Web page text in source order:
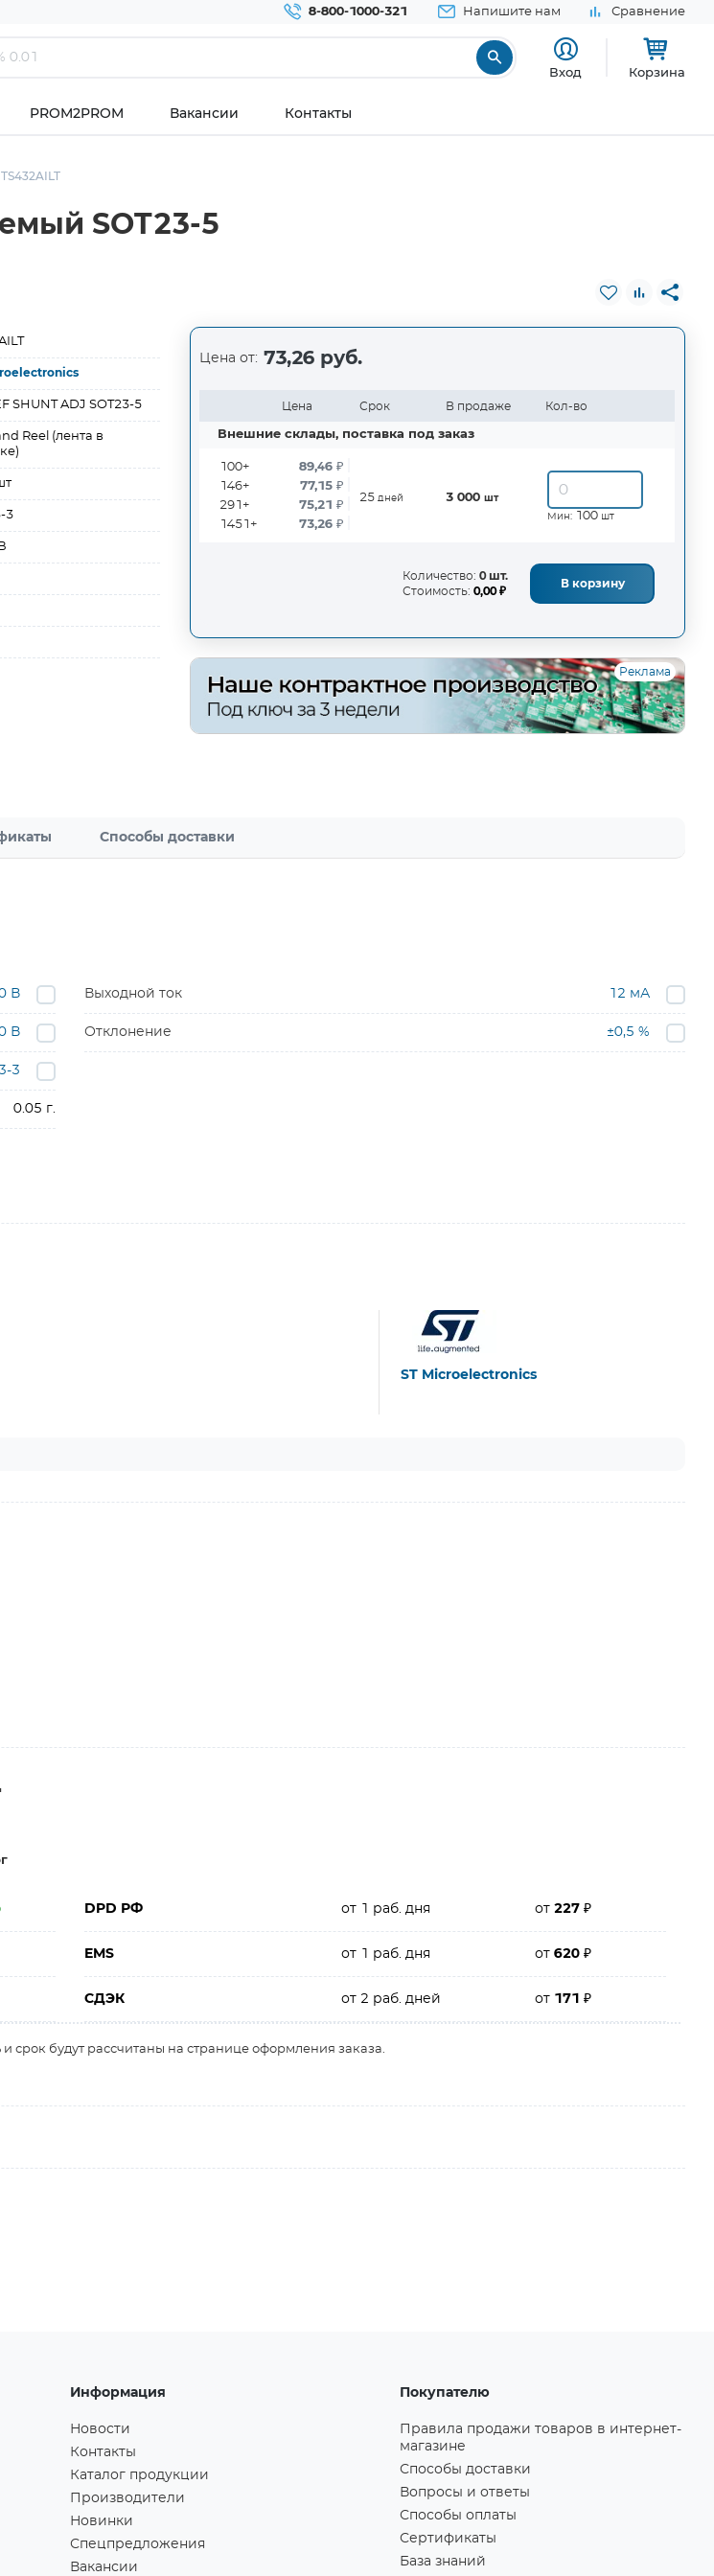
8-800-1000-321 Напишите нам Сравнение
Вход Корзина
PROM2PROM Вакансии Контакты
TS432AILT
SOT23-5
SHUNT ADJ SOT23-5
Reel (лента в
3
Цена от: 73,26 руб.
Цена Срок В продаже Кол-во
Внешние склады, поставка под заказ
100+
146+
291+
1451+
89,46 ₽
77,15 ₽
75,21 ₽
73,26 ₽
25 дней 3 000 шт
Мин: 100 шт
Количество: 0 шт.
Стоимость: 0,00 ₽
В корзину
Реклама
Способы доставки
В
В
Выходной ток 12 мА
Отклонение ±0,5 %
3
0.05 г.
ST Microelectronics
DPD РФ от 1 раб. дня от227₽
EMS от 1 раб. дня от620₽
СДЭК от 2 раб. дней от 171₽
срок будут рассчитаны на странице оформления заказа.
Информация
Новости
Контакты
Каталог продукции
Производители
Новинки
Спецпредложения
Вакансии
Покупателю
Правила продажи товаров в интернет-
магазине
Способы доставки
Вопросы и ответы
Способы оплаты
Сертификаты
База знаний